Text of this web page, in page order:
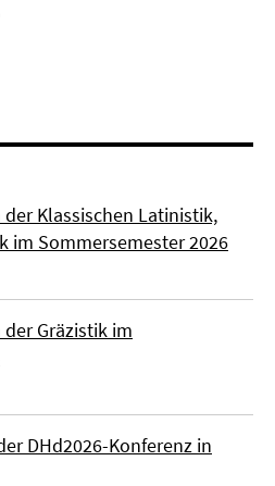
Klassischen Latinistik,
im Sommersemester 2026
Gräzistik im
DHd2026-Konferenz in